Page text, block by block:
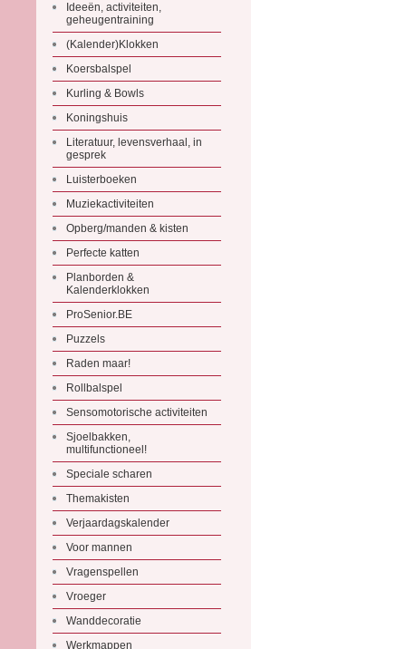
Ideeën, activiteiten,
geheugentraining
(Kalender)Klokken
Koersbalspel
Kurling & Bowls
Koningshuis
Literatuur, levensverhaal, in
gesprek
Luisterboeken
Muziekactiviteiten
Opberg/manden & kisten
Perfecte katten
Planborden &
Kalenderklokken
ProSenior.BE
Puzzels
Raden maar!
Rollbalspel
Sensomotorische activiteiten
Sjoelbakken,
multifunctioneel!
Speciale scharen
Themakisten
Verjaardagskalender
Voor mannen
Vragenspellen
Vroeger
Wanddecoratie
Werkmappen